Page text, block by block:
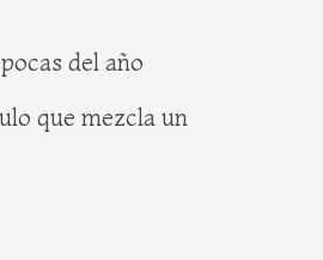
del año
que mezcla un